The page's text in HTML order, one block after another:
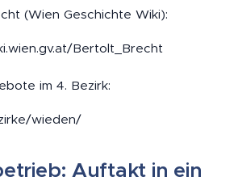
(Wien Geschichte Wiki):
Bertolt_Brecht
im 4. Bezirk:
wieden/
Auftakt in ein